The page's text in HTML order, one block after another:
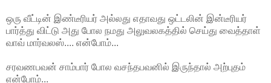
ஒரு வீட்டின் இண்டீரியர் அல்லது எதாவது ஒட்டலின் இன்டீரியர்
பார்த்து விட்டு அது போல நமது அலுவலகத்தில் செய்து வைத்தாள்
வாவ் மார்வலஸ்.... என்போம்...
சரவணபவன் சாம்பார் போல வசந்தபவனில் இருந்தால் அற்புதம்
என்போம்...